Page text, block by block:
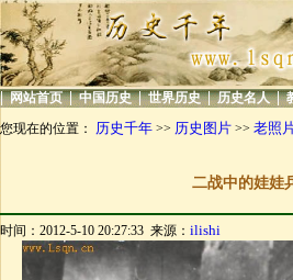
| 网站首页 | 中国历史 | 世界历史 | 历史名人 |
您现在的位置： 历史千年 >> 历史图片 >> 老照
二战中的娃娃
时间：2012-5-10 20:27:33 来源： ilishi